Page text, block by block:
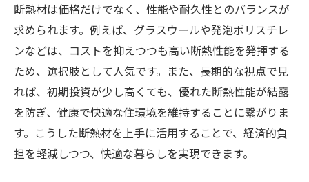
断熱材は価格だけでなく、性能や耐久性とのバランスが
求められます。例えば、グラスウールや発泡ポリスチレ
ンなどは、コストを抑えつつも高い断熱性能を発揮する
ため、選択肢として人気です。また、長期的な視点で見
れば、初期投資が少し高くても、優れた断熱性能が結露
を防ぎ、健康で快適な住環境を維持することに繋がりま
す。こうした断熱材を上手に活用することで、経済的負
担を軽減しつつ、快適な暮らしを実現できます。